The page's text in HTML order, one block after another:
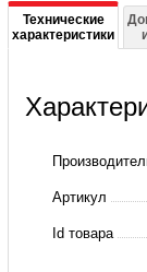
Подробная
Вентиль
Hongsen
Технические
характеристики
Артикул
Id товара